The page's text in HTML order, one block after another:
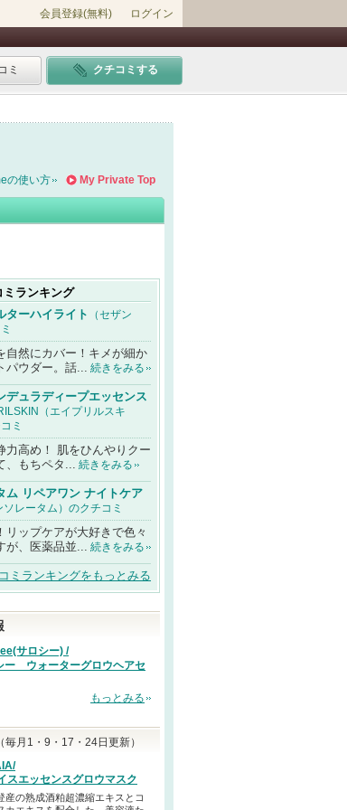
会員登録(無料) ログイン
ミ クチコミする
My Private Top
の使い方
ミランキング
ターハイライト
（セザン
自然にカバー！キメが細か
パウダー。話... 続きをみる
デュラディープエッセンス
（エイプリルスキ
ミ
力高め！ 肌をひんやりクー
、もちペタ... 続きをみる
ム リペアワン ナイトケア
ソレータム）のクチコミ
リップケアが大好きで色々
が、医薬品並... 続きをみる
ミランキングをもっとみる
サロシー) /
ー ウォーターグロウヘアセ
もっとみる
（毎月1・9・17・24日更新）
スエッセンスグロウマスク
産の熟成酒粕超濃縮エキスとコ